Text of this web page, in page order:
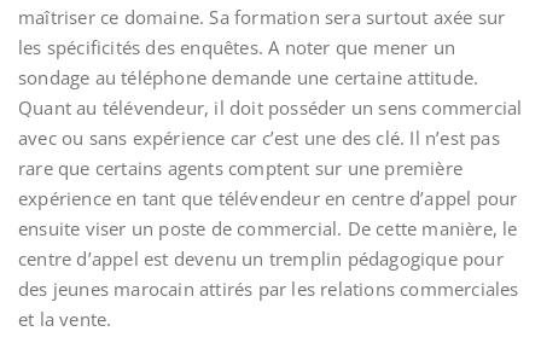
maîtriser ce domaine. Sa formation sera surtout axée sur
les spécificités des enquêtes. A noter que mener un
sondage au téléphone demande une certaine attitude.
Quant au télévendeur, il doit posséder un sens commercial
avec ou sans expérience car c’est une des clé. Il n’est pas
rare que certains agents comptent sur une première
expérience en tant que télévendeur en centre d’appel pour
ensuite viser un poste de commercial. De cette manière, le
centre d’appel est devenu un tremplin pédagogique pour
des jeunes marocain attirés par les relations commerciales
et la vente.